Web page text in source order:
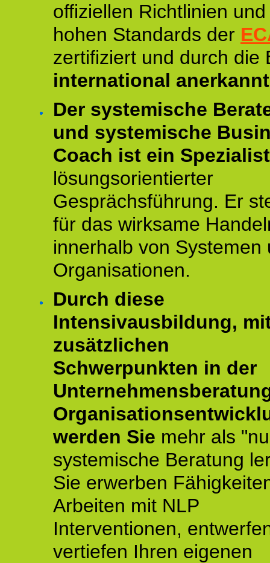
offiziellen Richtlinien
hohen Standards der
zertifiziert und durch die
international
Der systemische
und systemische
Coach ist ein
lösungsorientierter
Gesprächsführung. Er
für das wirksame
innerhalb von Systemen
Organisationen.
Durch diese
Intensivausbildung,
zusätzlichen
Schwerpunkten in der
werden Sie mehr als
systemische Beratung
Sie erwerben
Arbeiten mit NLP
Interventionen,
vertiefen Ihren eigenen